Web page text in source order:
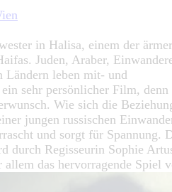
in Halisa, einem der
Juden, Araber,
Ländern leben mit- und
sehr persönlicher Film, denn
Wie sich die
jungen russischen
und sorgt für Spannung.
durch Regisseurin Sophie
allem das hervorragende Spiel